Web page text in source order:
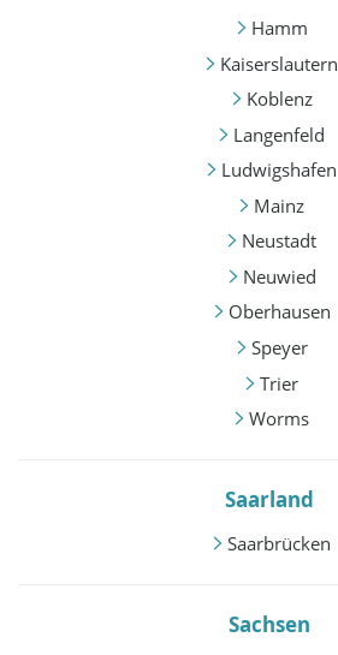
Hamm
Kaiserslautern
Koblenz
Langenfeld
Ludwigshafen
Mainz
Neustadt
Neuwied
Oberhausen
Speyer
Trier
Worms
Saarland
Saarbrücken
Sachsen